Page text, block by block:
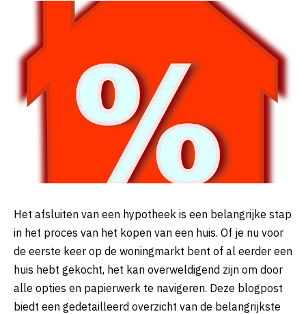
Het afsluiten van een hypotheek is een belangrijke stap
in het proces van het kopen van een huis. Of je nu voor
de eerste keer op de woningmarkt bent of al eerder een
huis hebt gekocht, het kan overweldigend zijn om door
alle opties en papierwerk te navigeren. Deze blogpost
biedt een gedetailleerd overzicht van de belangrijkste